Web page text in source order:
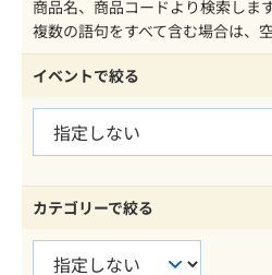
商品名、商品コードより検索します
複数の語句をすべて含む場合は、
イベントで絞る
カテゴリーで絞る